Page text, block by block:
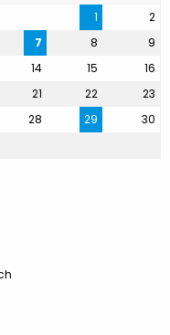
1
2
7 8
9
14 15
16
21 22
23
28 29
30